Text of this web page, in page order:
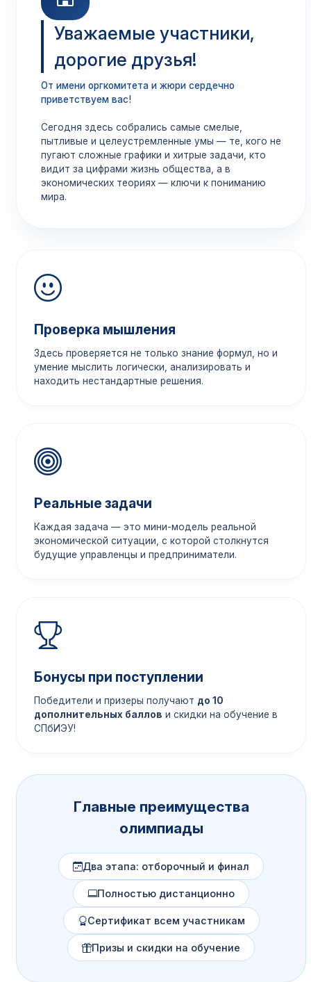
Уважаемые участники,
дорогие друзья!
От имени оргкомитета и жюри сердечно
приветствуем вас!
Сегодня здесь собрались самые смелые,
пытливые и целеустремленные умы — те, кого не
пугают сложные графики и хитрые задачи, кто
видит за цифрами жизнь общества, а в
экономических теориях — ключи к пониманию
мира.
Проверка мышления
Здесь проверяется не только знание формул, но и
умение мыслить логически, анализировать и
находить нестандартные решения.
Реальные задачи
Каждая задача — это мини-модель реальной
экономической ситуации, с которой столкнутся
будущие управленцы и предприниматели.
Бонусы при поступлении
Победители и призеры получают до 10
дополнительных баллов и скидки на обучение в
СПбИЭУ!
Главные преимущества
олимпиады
Два этапа: отборочный и финал
Полностью дистанционно
Сертификат всем участникам
Призы и скидки на обучение